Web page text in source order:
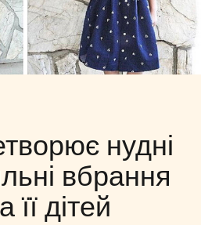
нудні
вбрання
дітей